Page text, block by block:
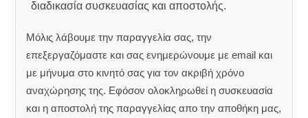
διαδικασία συσκευασίας και αποστολής.
Μόλις λάβουμε την παραγγελία σας, την
επεξεργαζόμαστε και σας ενημερώνουμε με email και
με μήνυμα στο κινητό σας για τον ακριβή χρόνο
αναχώρησης της. Εφόσον ολοκληρωθεί η συσκευασία
και η αποστολή της παραγγελίας απο την αποθήκη μας,